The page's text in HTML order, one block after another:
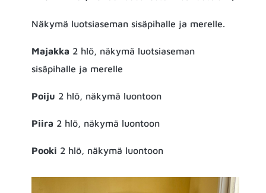
Näkymä luotsiaseman sisäpihalle ja merelle.
Majakka 2 hlö, näkymä luotsiaseman
sisäpihalle ja merelle
Poiju 2 hlö, näkymä luontoon
Piira 2 hlö, näkymä luontoon
Pooki 2 hlö, näkymä luontoon